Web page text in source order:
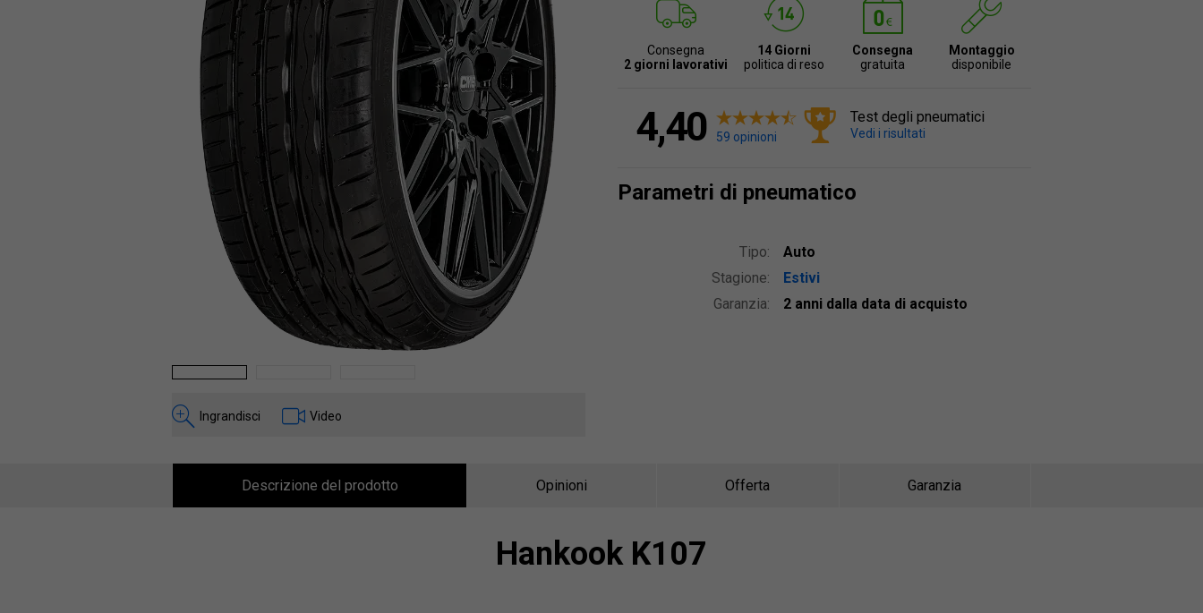
Ingrandisci Video
Consegna
2 giorni lavorativi
14 Giorni
politica di reso
Consegna
gratuita
Montaggio
disponibile
4,40 59 opinioni
Test degli pneumatici
Vedi i risultati
Parametri di pneumatico
Tipo:
Auto
Stagione:
Estivi
Garanzia:
2 anni dalla data di acquisto
Descrizione del prodotto Opinioni Offerta Garanzia
Hankook K107